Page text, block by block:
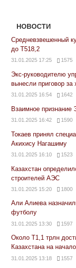
НОВОСТИ
Средневзвешенный
до Т518,2
31.01.2025 17:25 1575
Экс-руководителю
вынесли приговор за
31.01.2025 16:54 1642
Взаимное признание
31.01.2025 16:42 1590
Токаев принял
Акихису Нагашиму
31.01.2025 16:10 1523
Казахстан
строителей АЭС
31.01.2025 15:20 1800
Али Алиева
футболу
31.01.2025 13:30 1597
Около Т1,1 трлн
Казахстана на
31.01.2025 13:18 1557